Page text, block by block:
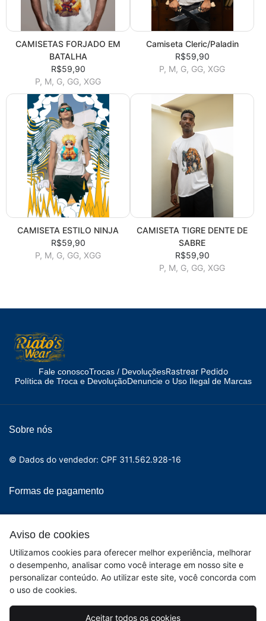
CAMISETAS FORJADO EM
BATALHA
R$59,90
P, M, G, GG, XGG
Camiseta Cleric/Paladin
R$59,90
P, M, G, GG, XGG
CAMISETA ESTILO NINJA
R$59,90
P, M, G, GG, XGG
CAMISETA TIGRE DENTE DE
SABRE
R$59,90
P, M, G, GG, XGG
Aviso de cookies
Utilizamos cookies para oferecer melhor experiência, melhorar
o desempenho, analisar como você interage em nosso site e
personalizar conteúdo. Ao utilizar este site, você concorda com
o uso de cookies.
Aceitar todos os cookies
Fale conoscoTrocas / DevoluçõesRastrear Pedido
Política de Troca e DevoluçãoDenuncie o Uso Ilegal de Marcas
Sobre nós
© Dados do vendedor: CPF 311.562.928-16
Formas de pagamento